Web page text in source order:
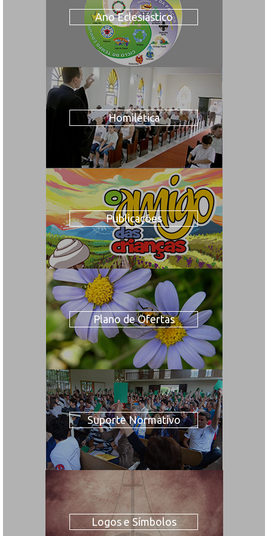
Ano Eclesiástico
Homilética
Publicações
Plano de Ofertas
Suporte Normativo
Logos e Símbolos